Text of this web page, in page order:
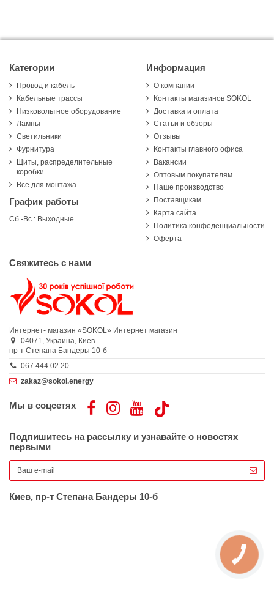
Категории
Провод и кабель
Кабельные трассы
Низковольтное оборудование
Лампы
Светильники
Фурнитура
Щиты, распределительные
коробки
Все для монтажа
График работы
Сб.-Вс.: Выходные
Информация
О компании
Контакты магазинов SOKOL
Доставка и оплата
Статьи и обзоры
Отзывы
Контакты главного офиса
Вакансии
Оптовым покупателям
Наше производство
Поставщикам
Карта сайта
Политика конфеденциальности
Оферта
Свяжитесь с нами
Интернет- магазин «SOKOL» Интернет магазин
04071, Украина, Киев
пр-т Степана Бандеры 10-б
067 444 02 20
zakaz@sokol.energy
Мы в соцсетях
Подпишитесь на рассылку и узнавайте о новостях
первыми
Киев, пр-т Степана Бандеры 10-б
КНОПКА
ЗВ'ЯЗКУ